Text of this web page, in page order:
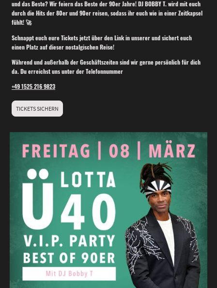
und das Beste? Wir feiern das Beste der 90er Jahre! DJ BOBBY T. wird mit euch
durch die Hits der 80er und 90er reisen, sodass ihr euch wie in einer Zeitkapsel
fühlt! 🚀
Schnappt euch eure Tickets jetzt über den Link in unserer und sichert euch
einen Platz auf dieser nostalgischen Reise!
Während und außerhalb der Geschäftszeiten sind wir gerne persönlich für dich
da. Du erreichst uns unter der Telefonnummer
+49 1525 216 9823
TICKETS SICHERN